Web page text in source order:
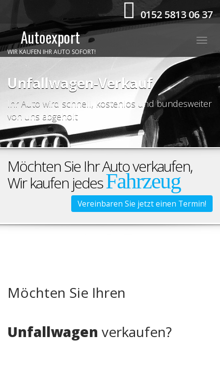
0152 5813 06 37
Autoexport
WIR KAUFEN IHR AUTO SOFORT!
Unfallwagen-Verkauf
Ihr Auto wird schnell, kostenlos und bundesweiter
von uns abgeholt
Möchten Sie Ihr Auto verkaufen,
Wir kaufen jedesFahrzeug
Vereinbaren Sie jetzt einen Termin!
Möchten Sie Ihren
Unfallwagen verkaufen?